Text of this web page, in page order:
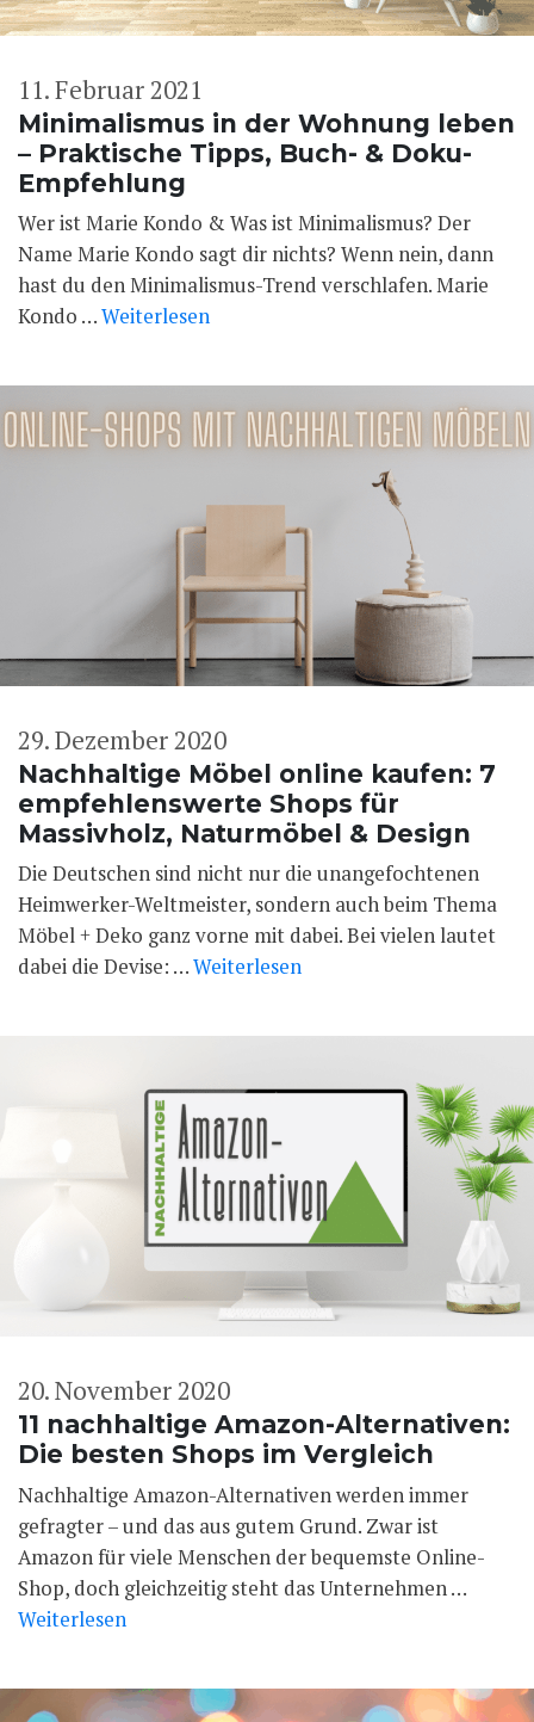
Minimalismus in der Wohnung leben
– Praktische Tipps, Buch- & Doku-
Empfehlung
11. Februar 2021
Wer ist Marie Kondo & Was ist Minimalismus? Der
Name Marie Kondo sagt dir nichts? Wenn nein, dann
hast du den Minimalismus-Trend verschlafen. Marie
Kondo …Weiterlesen
Nachhaltige Möbel online kaufen: 7
empfehlenswerte Shops für
Massivholz, Naturmöbel & Design
29. Dezember 2020
Die Deutschen sind nicht nur die unangefochtenen
Heimwerker-Weltmeister, sondern auch beim Thema
Möbel + Deko ganz vorne mit dabei. Bei vielen lautet
dabei die Devise: …Weiterlesen
11 nachhaltige Amazon-Alternativen:
Die besten Shops im Vergleich
20. November 2020
Nachhaltige Amazon-Alternativen werden immer
gefragter – und das aus gutem Grund. Zwar ist
Amazon für viele Menschen der bequemste Online-
Shop, doch gleichzeitig steht das Unternehmen …
Weiterlesen